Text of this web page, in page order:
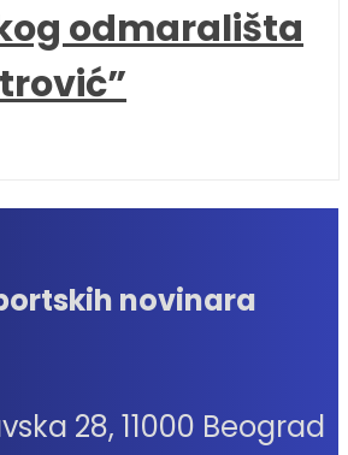
odmarališta
novinara
28, 11000 Beograd